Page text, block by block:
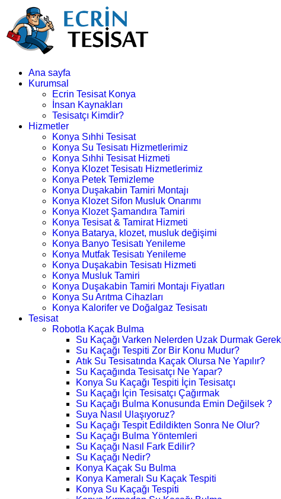
Ana sayfa
Kurumsal
Ecrin Tesisat Konya
İnsan Kaynakları
Tesisatçı Kimdir?
Hizmetler
Konya Sıhhi Tesisat
Konya Su Tesisatı Hizmetlerimiz
Konya Sıhhi Tesisat Hizmeti
Konya Klozet Tesisatı Hizmetlerimiz
Konya Petek Temizleme
Konya Duşakabin Tamiri Montajı
Konya Klozet Sifon Musluk Onarımı
Konya Klozet Şamandıra Tamiri
Konya Tesisat & Tamirat Hizmeti
Konya Batarya, klozet, musluk değişimi
Konya Banyo Tesisatı Yenileme
Konya Mutfak Tesisatı Yenileme
Konya Duşakabin Tesisatı Hizmeti
Konya Musluk Tamiri
Konya Duşakabin Tamiri Montajı Fiyatları
Konya Su Arıtma Cihazları
Konya Kalorifer ve Doğalgaz Tesisatı
Tesisat
Robotla Kaçak Bulma
Su Kaçağı Varken Nelerden Uzak Durmak
Su Kaçağı Tespiti Zor Bir Konu Mudur?
Atık Su Tesisatında Kaçak Olursa Ne Yapılır?
Su Kaçağında Tesisatçı Ne Yapar?
Konya Su Kaçağı Tespiti İçin Tesisatçı
Su Kaçağı İçin Tesisatçı Çağırmak
Su Kaçağı Bulma Konusunda Emin Değilsek ?
Suya Nasıl Ulaşıyoruz?
Su Kaçağı Tespit Edildikten Sonra Ne Olur?
Su Kaçağı Bulma Yöntemleri
Su Kaçağı Nasıl Fark Edilir?
Su Kaçağı Nedir?
Konya Kaçak Su Bulma
Konya Kameralı Su Kaçak Tespiti
Konya Su Kaçağı Tespiti